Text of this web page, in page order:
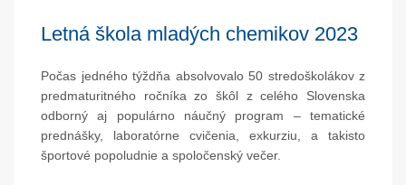
Letná škola mladých chemikov 2023
Počas jedného týždňa absolvovalo 50 stredoškolákov z
predmaturitného ročníka zo škôl z celého Slovenska
odborný aj populárno náučný program – tematické
prednášky, laboratórne cvičenia, exkurziu, a takisto
športové popoludnie a spoločenský večer.